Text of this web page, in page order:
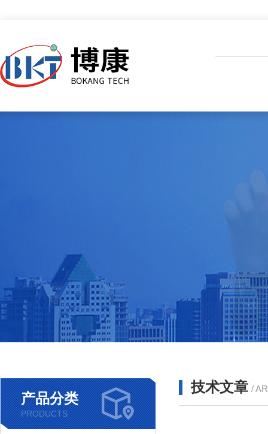
产品分类
PRODUCTS
技术文章 /